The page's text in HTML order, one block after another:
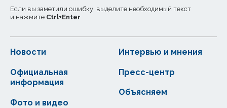
Если вы заметили ошибку, выделите необходимый текст
и нажмите Ctrl+Enter
Новости
Официальная
информация
Интервью и мнения
Фото и видео
Пресс-центр
Объясняем